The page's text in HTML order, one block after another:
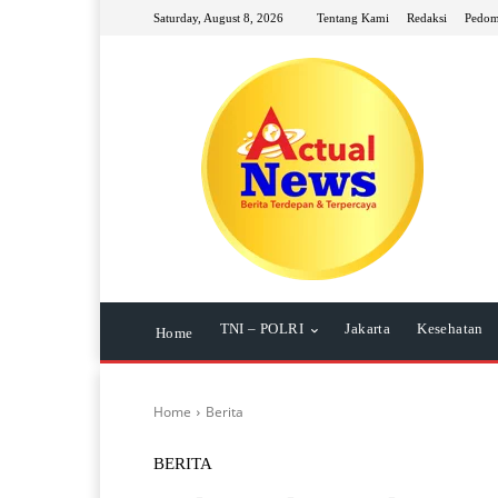
Saturday, August 8, 2026 Tentang Kami Redaksi
Home TNI – POLRI Jakarta Kesehatan
Home Berita
BERITA